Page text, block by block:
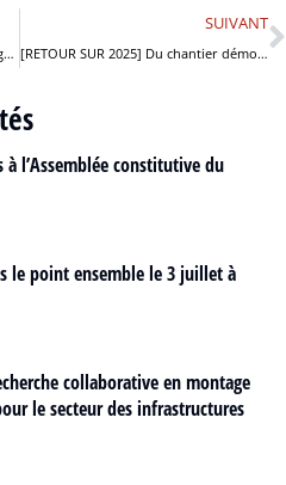
[RETOUR SUR 2025] Projet en montage GAIEA : la dynamique collective s’engage !
SUIVANT
[RETOUR SUR 2025] Du chantier démonstrateur aux outils métier, DOLMEN en action !
à l’Assemblée constitutive du
le point ensemble le 3 juillet à
collaborative en montage
le secteur des infrastructures